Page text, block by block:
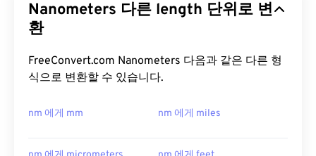
Nanometers 다른 length 단위로 변
환
FreeConvert.com Nanometers 다음과 같은 다른 형
식으로 변환할 수 있습니다.
nm 에게 mm nm 에게 miles